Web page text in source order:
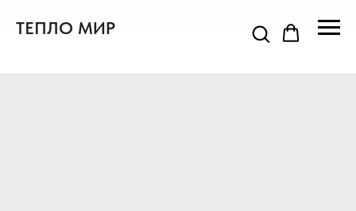
ТЕПЛО МИР